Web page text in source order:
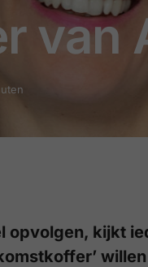
van
opvolgen, kijkt
willen